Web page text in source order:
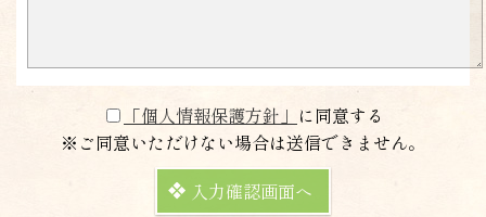
「個人情報保護方針」 に同意する
※ご同意いただけない場合は送信できません。
入力確認画面へ